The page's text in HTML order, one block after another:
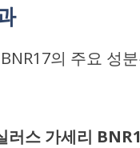
의 주요 성
러스 가세리